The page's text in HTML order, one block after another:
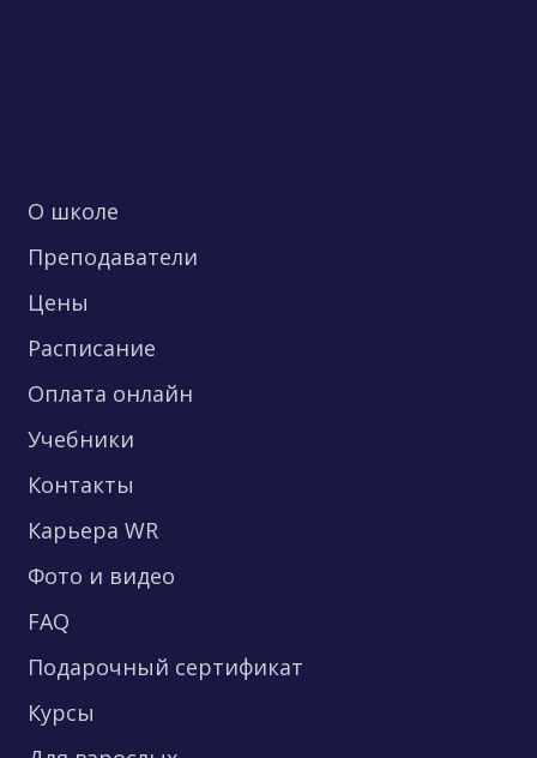
О школе
Преподаватели
Цены
Расписание
Оплата онлайн
Учебники
Контакты
Карьера WR
Фото и видео
FAQ
Подарочный сертификат
Курсы